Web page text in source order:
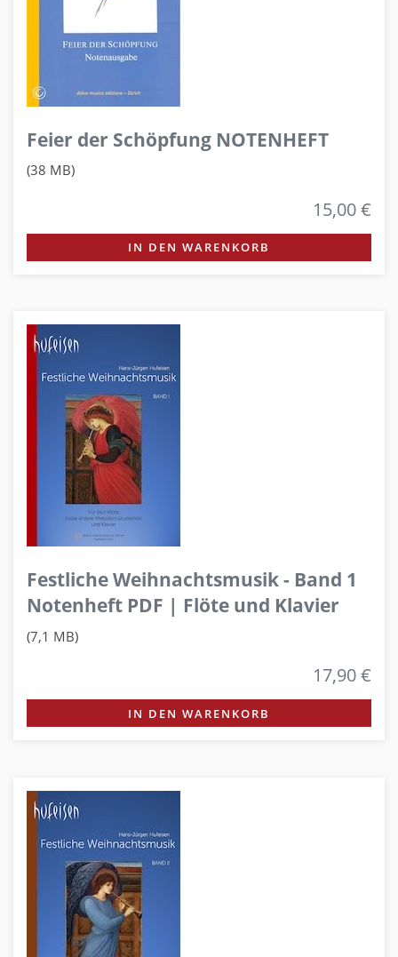
Feier der Schöpfung NOTENHEFT
(38 MB)
15,00 €
IN DEN WARENKORB
Festliche Weihnachtsmusik - Band 1
Notenheft PDF | Flöte und Klavier
(7,1 MB)
17,90 €
IN DEN WARENKORB